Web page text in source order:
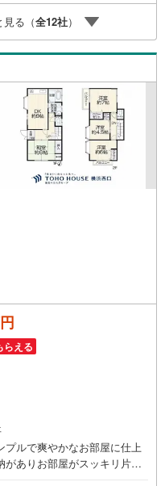
年8月時点 のものであり、
ものとなります。金利情勢
合があります。ーーーーー
ーーーーーーー
る（全12社）
らえる
プルで爽やかなお部屋に仕上
ありお部屋がスッキリ片付